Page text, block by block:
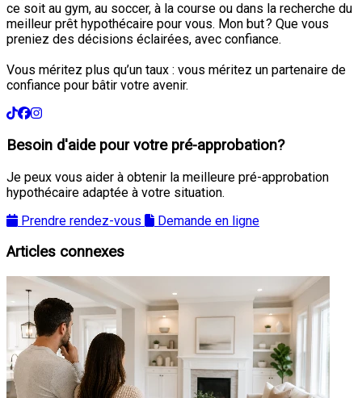
ce soit au gym, au soccer, à la course ou dans la recherche du
meilleur prêt hypothécaire pour vous. Mon but ? Que vous
preniez des décisions éclairées, avec confiance.
Vous méritez plus qu’un taux : vous méritez un partenaire de
confiance pour bâtir votre avenir.
Besoin d'aide pour votre pré-approbation?
Je peux vous aider à obtenir la meilleure pré-approbation
hypothécaire adaptée à votre situation.
Prendre rendez-vous
Demande en ligne
Articles connexes